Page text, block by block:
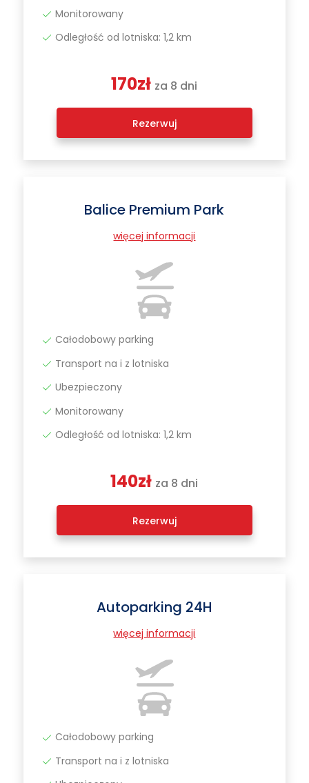
Monitorowany
Odległość od lotniska: 1,2 km
170zł za 8 dni
Rezerwuj
Balice Premium Park
więcej informacji
Całodobowy parking
Transport na i z lotniska
Ubezpieczony
Monitorowany
Odległość od lotniska: 1,2 km
140zł za 8 dni
Rezerwuj
Autoparking 24H
więcej informacji
Całodobowy parking
Transport na i z lotniska